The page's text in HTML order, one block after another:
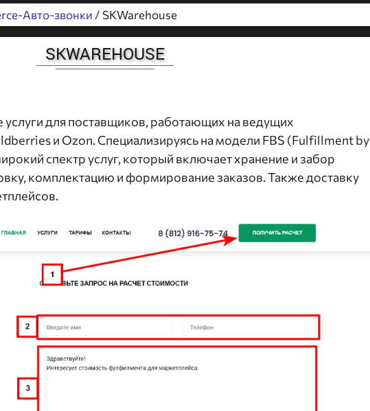
Авто-звонки / SKWarehouse
SKWAREHOUSE
для поставщиков, работающих на ведущих
и Ozon. Специализируясь на модели FBS (Fulfillment by
спектр услуг, который включает хранение и забор
комплектацию и формирование заказов. Также доставку